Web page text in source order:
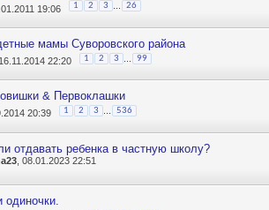
19:06 1 2 3 26
мамы Суворовского района
16.11.2014 22:20 1 2 3 99
& Первоклашки
20:39 1 2 3 536
отдавать ребенка в частную школу?
, 08.01.2023 22:51
одиночки.